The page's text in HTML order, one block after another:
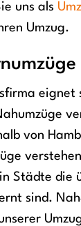
uns als
Umzug.
eignet
von
Städte die
sind.